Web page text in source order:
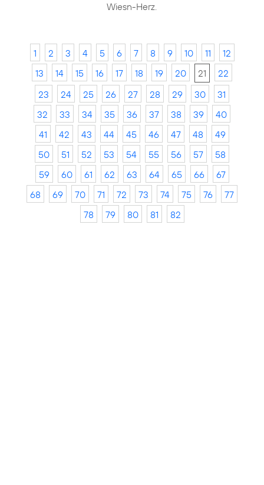
Wiesn-Herz.
1 2 3 4 5 6 7 8 9 10 11
12
13
14 15 16 17 18 19 20 21
22
23
24 25 26 27 28 29 30
31
32
33 34 35 36 37 38 39
40
41
42 43 44 45 46 47 48
49
50
51 52 53 54 55 56 57
58
59
60 61 62 63 64 65 66
67
68
69 70 71 72 73 74 75 76
77
78
79 80 81 82